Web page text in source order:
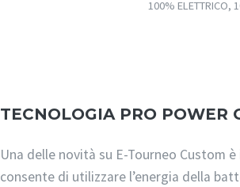
100% ELETTRICO,
TECNOLOGIA PRO POWER
Una delle novità su E-Tourneo Custom
consente di utilizzare l’energia della